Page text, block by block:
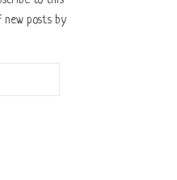
new posts by